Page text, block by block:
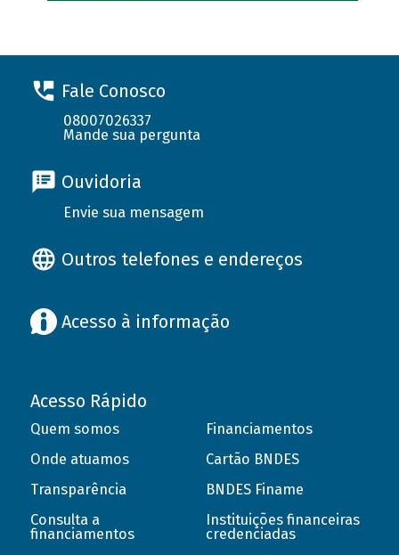
Fale Conosco
08007026337
Mande sua pergunta
Ouvidoria
Envie sua mensagem
Outros telefones e endereços
Acesso à informação
Acesso Rápido
Quem somos
Onde atuamos
Transparência
Consulta a
financiamentos
Financiamentos
Cartão BNDES
BNDES Finame
Instituições financeiras
credenciadas